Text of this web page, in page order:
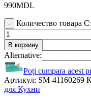
990MDL
Количество товара
В корзину
Alternative:
Poți cumpara acest
Артикул: SM-41160269
для Кухни